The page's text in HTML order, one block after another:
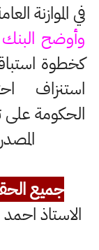
في الموازنة
وأوضح البنك
كخطوة
استنزاف
الحكومة على
جميع
الاستاذ